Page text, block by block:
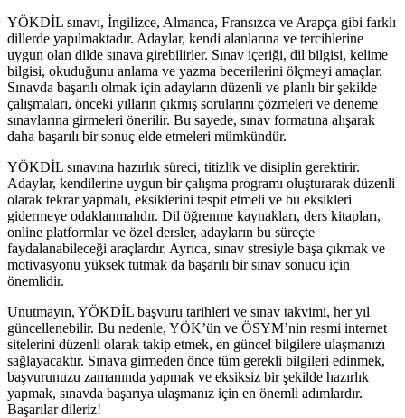
YÖKDİL sınavı, İngilizce, Almanca, Fransızca ve Arapça gibi farklı
dillerde yapılmaktadır. Adaylar, kendi alanlarına ve tercihlerine
uygun olan dilde sınava girebilirler. Sınav içeriği, dil bilgisi, kelime
bilgisi, okuduğunu anlama ve yazma becerilerini ölçmeyi amaçlar.
Sınavda başarılı olmak için adayların düzenli ve planlı bir şekilde
çalışmaları, önceki yılların çıkmış sorularını çözmeleri ve deneme
sınavlarına girmeleri önerilir. Bu sayede, sınav formatına alışarak
daha başarılı bir sonuç elde etmeleri mümkündür.
YÖKDİL sınavına hazırlık süreci, titizlik ve disiplin gerektirir.
Adaylar, kendilerine uygun bir çalışma programı oluşturarak düzenli
olarak tekrar yapmalı, eksiklerini tespit etmeli ve bu eksikleri
gidermeye odaklanmalıdır. Dil öğrenme kaynakları, ders kitapları,
online platformlar ve özel dersler, adayların bu süreçte
faydalanabileceği araçlardır. Ayrıca, sınav stresiyle başa çıkmak ve
motivasyonu yüksek tutmak da başarılı bir sınav sonucu için
önemlidir.
Unutmayın, YÖKDİL başvuru tarihleri ve sınav takvimi, her yıl
güncellenebilir. Bu nedenle, YÖK’ün ve ÖSYM’nin resmi internet
sitelerini düzenli olarak takip etmek, en güncel bilgilere ulaşmanızı
sağlayacaktır. Sınava girmeden önce tüm gerekli bilgileri edinmek,
başvurunuzu zamanında yapmak ve eksiksiz bir şekilde hazırlık
yapmak, sınavda başarıya ulaşmanız için en önemli adımlardır.
Başarılar dileriz!